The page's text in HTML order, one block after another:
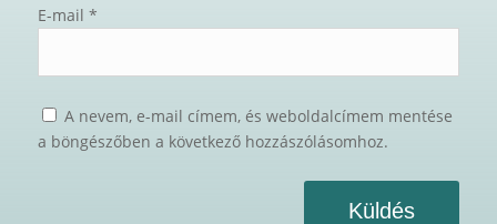
E-mail *
A nevem, e-mail címem, és weboldalcímem mentése
a böngészőben a következő hozzászólásomhoz.
Küldés